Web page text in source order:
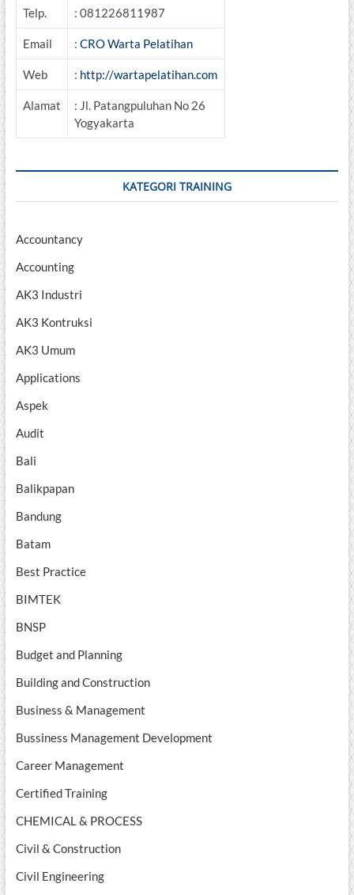
Telp.
: 081226811987
Email : CRO Warta Pelatihan
Web : http://wartapelatihan.com
Alamat
: Jl. Patangpuluhan No 26
Yogyakarta
KATEGORI TRAINING
Accountancy
Accounting
AK3 Industri
AK3 Kontruksi
AK3 Umum
Applications
Aspek
Audit
Bali
Balikpapan
Bandung
Batam
Best Practice
BIMTEK
BNSP
Budget and Planning
Building and Construction
Business & Management
Bussiness Management Development
Career Management
Certified Training
CHEMICAL & PROCESS
Civil & Construction
Civil Engineering